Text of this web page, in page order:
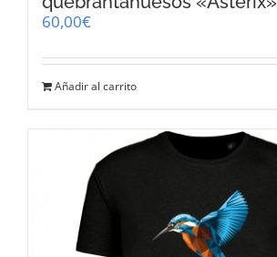
60,00€
Añadir al carrito